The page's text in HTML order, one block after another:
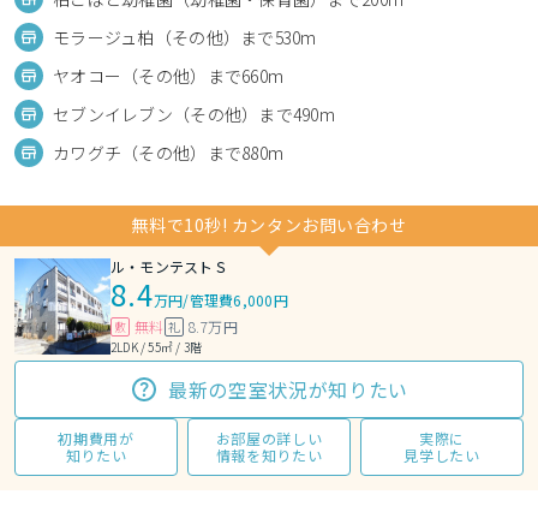
モラージュ柏（その他）まで530m
ヤオコー（その他）まで660m
セブンイレブン（その他）まで490m
カワグチ（その他）まで880m
無料で10秒! カンタンお問い合わせ
ル・モンテストＳ
8.4万円/管理費6,000円
敷 無料 礼 8.7万円
2LDK / 55㎡ / 3階
最新の空室状況が知りたい
初期費用が
知りたい
お部屋の詳しい
情報を知りたい
実際に
見学したい